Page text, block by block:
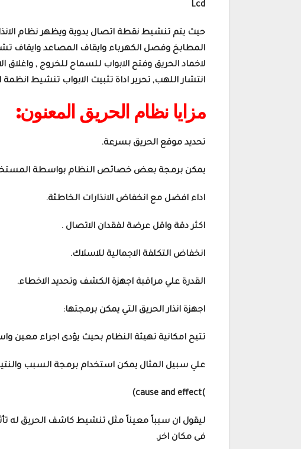
Lcd
حيث يتم تنشيط نقطة اتصال يدوية ويظهر نظام
المطابخ وفصل الكهرباء وايقاف المصاعد وايقاف
لاخماد الحريق وفتح الابواب للسماح للخروج , واغلاق
انتشار اللهب, تحرير اداة تثبيت الابواب تنشيط
مزايا نظام الحريق المعنون:
تحديد موقع الحريق بسرعة.
يمكن برمجة بعض خصائص النظام بواسطة
اداء افضل مع انخفاض الانذارات الخاطئة.
اكثر دقة واقل عرضة لفقدان الاتصال .
انخفاض التكلفة الاجمالية للاسلاك.
القدرة علي مراقبة اجهزة الكشف وتحديد الاخطاء.
اجهزة انذار الحريق التي يمكن برمجتها:
تتيح امكانية تهيئة النظام بحيث يؤدى اجراء معين
علي سبيل المثال يمكن استخدام برمجة السبب
)cause and effect)
ليقول ان سبباً معيناً مثل تنشيط كاشف الحريق له
فى مكان اخر.